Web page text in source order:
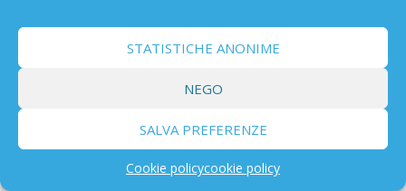
STATISTICHE ANONIME
NEGO
SALVA PREFERENZE
Cookie policycookie policy
RILASCIO AEROSOL IN ATMOSFERA